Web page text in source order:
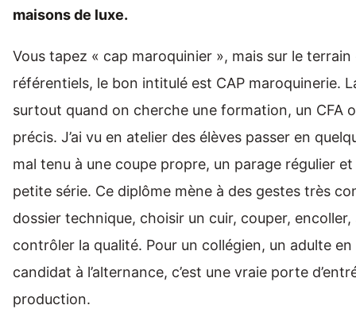
maisons de luxe.
Vous tapez « cap maroquinier », mais sur le terrain
référentiels, le bon intitulé est CAP maroquinerie.
surtout quand on cherche une formation, un CFA
précis. J’ai vu en atelier des élèves passer en
mal tenu à une coupe propre, un parage régulier
petite série. Ce diplôme mène à des gestes très
dossier technique, choisir un cuir, couper,
contrôler la qualité. Pour un collégien, un adulte
candidat à l’alternance, c’est une vraie porte
production.